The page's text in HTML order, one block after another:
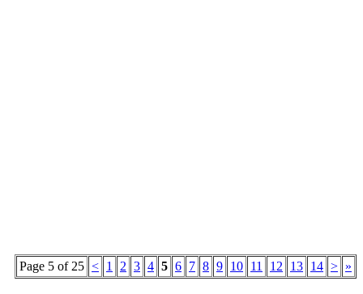
Page 5 of 25 < 1 2 3 4 5 6 7 8 9 10 11 12 13 14 > »